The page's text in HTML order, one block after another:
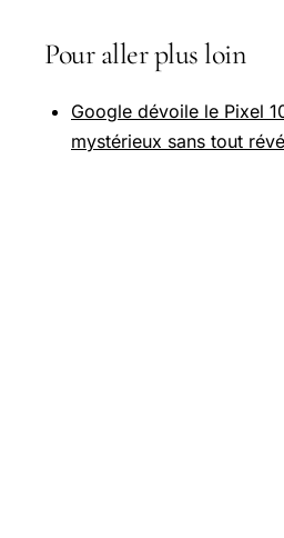
Pour aller plus loin
Google dévoile le Pixel
mystérieux sans tout